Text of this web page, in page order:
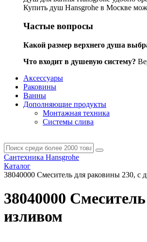
Купить душ Hansgrohe в Москве
Частые вопросы
Какой размер верхнего душа
Что входит в душевую систему?
Аксессуары
Раковины
Ванны
Дополняющие продукты
Монтажная техника
Системы слива
Сантехника Hansgrohe
Каталог
38040000 Смеситель для раковины 230,
38040000
изливом